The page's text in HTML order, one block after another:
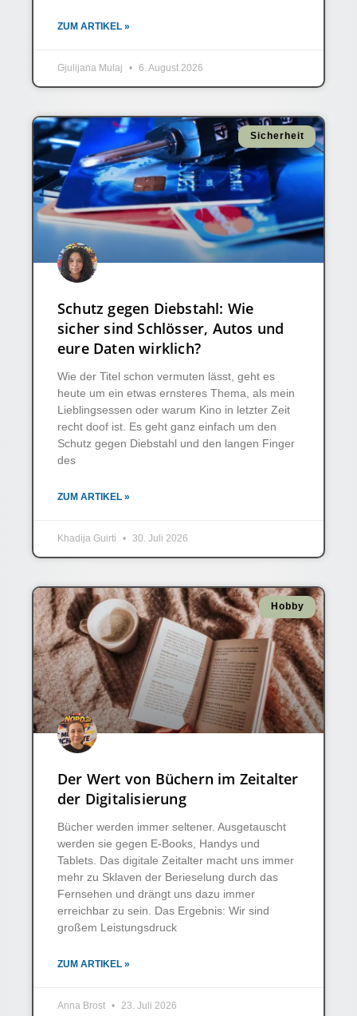
ZUM ARTIKEL »
Gjulijana Mulaj 6. August 2026
Sicherheit
Schutz gegen Diebstahl: Wie
sicher sind Schlösser, Autos und
eure Daten wirklich?
Wie der Titel schon vermuten lässt, geht es
heute um ein etwas ernsteres Thema, als mein
Lieblingsessen oder warum Kino in letzter Zeit
recht doof ist. Es geht ganz einfach um den
Schutz gegen Diebstahl und den langen Finger
des
ZUM ARTIKEL »
Khadija Guirti 30. Juli 2026
Hobby
Der Wert von Büchern im Zeitalter
der Digitalisierung
Bücher werden immer seltener. Ausgetauscht
werden sie gegen E-Books, Handys und
Tablets. Das digitale Zeitalter macht uns immer
mehr zu Sklaven der Berieselung durch das
Fernsehen und drängt uns dazu immer
erreichbar zu sein. Das Ergebnis: Wir sind
großem Leistungsdruck
ZUM ARTIKEL »
Anna Brost 23. Juli 2026